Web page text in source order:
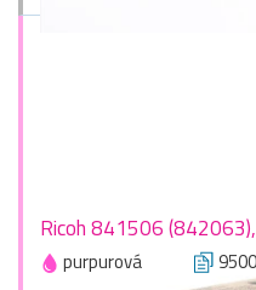
Ricoh 841506
purpurová